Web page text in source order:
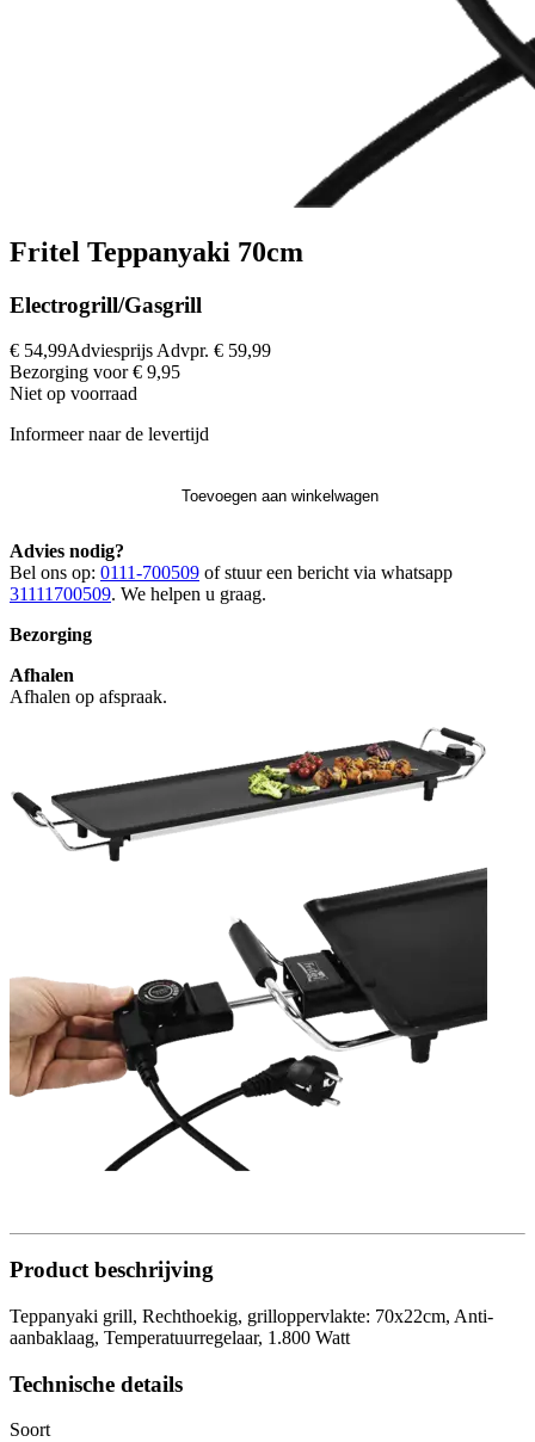
Fritel Teppanyaki 70cm
Electrogrill/Gasgrill
€ 54,99Adviesprijs Advpr. € 59,99
Bezorging voor € 9,95
Niet op voorraad
Informeer naar de levertijd
Toevoegen aan winkelwagen
Advies nodig?
Bel ons op: 0111-700509 of stuur een bericht via whatsapp
31111700509. We helpen u graag.
Bezorging
Afhalen
Afhalen op afspraak.
Product beschrijving
Teppanyaki grill, Rechthoekig, grilloppervlakte: 70x22cm, Anti-
aanbaklaag, Temperatuurregelaar, 1.800 Watt
Technische details
Soort